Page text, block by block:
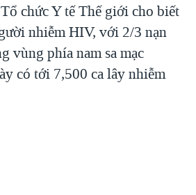
chức Y tế Thế giới cho biết
nhiễm HIV, với 2/3 nạn
vùng phía nam sa mạc
có tới 7,500 ca lây nhiễm